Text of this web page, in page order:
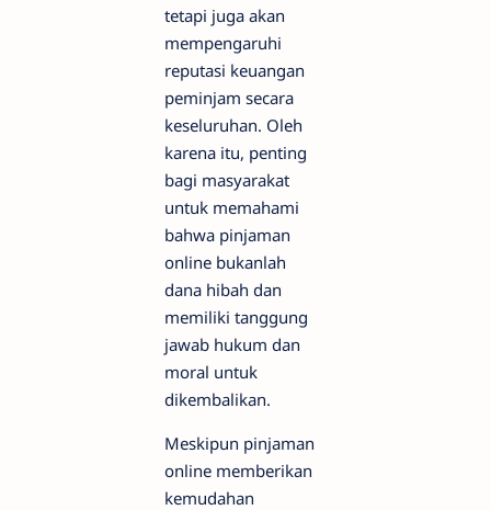
tetapi juga akan
mempengaruhi
reputasi keuangan
peminjam secara
keseluruhan. Oleh
karena itu, penting
bagi masyarakat
untuk memahami
bahwa pinjaman
online bukanlah
dana hibah dan
memiliki tanggung
jawab hukum dan
moral untuk
dikembalikan.
Meskipun pinjaman
online memberikan
kemudahan